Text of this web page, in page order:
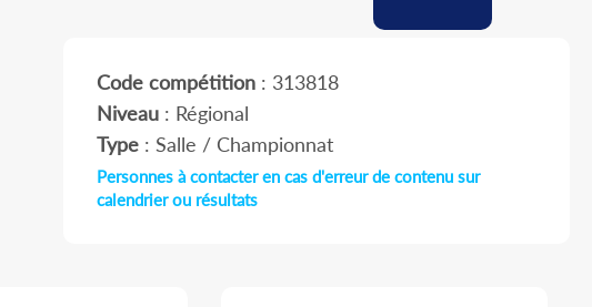
Code compétition: 313818
Niveau: Régional
Type: Salle / Championnat
Personnes à contacter en cas d'erreur de contenu sur
calendrier ou résultats